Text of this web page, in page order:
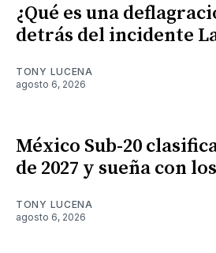
¿Qué es una
detrás del incidente
TONY LUCENA
agosto 6, 2026
México Sub-20
de 2027 y sueña con
TONY LUCENA
agosto 6, 2026